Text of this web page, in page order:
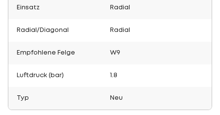
Einsatz Radial
Radial/Diagonal Radial
Empfohlene Felge W9
Luftdruck (bar) 1.8
Typ Neu